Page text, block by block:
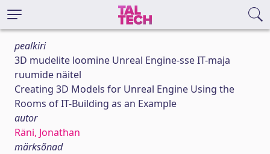
pealkiri
3D mudelite loomine Unreal Engine-sse IT-maja
ruumide näitel
Creating 3D Models for Unreal Engine Using the
Rooms of IT-Building as an Example
autor
Räni, Jonathan
märksõnad